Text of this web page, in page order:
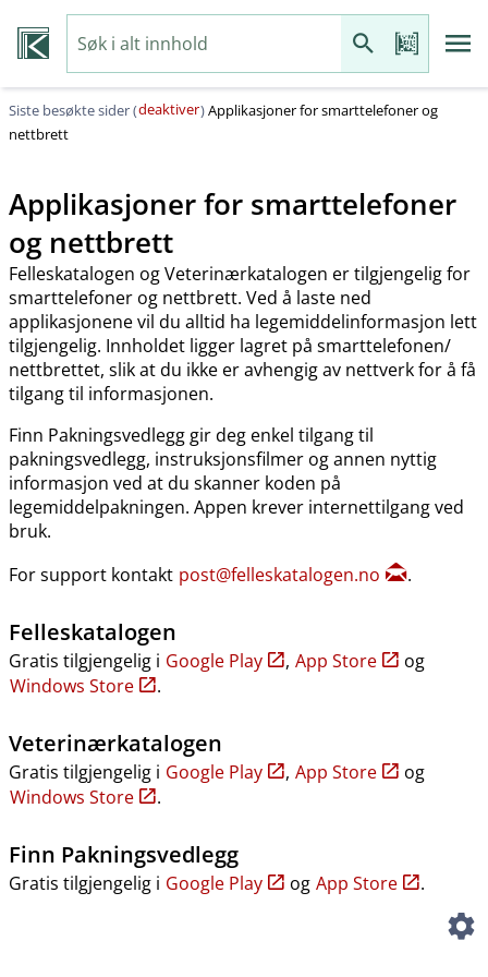
Siste besøkte sider (deaktiver)Applikasjoner for smarttelefoner og
nettbrett
Applikasjoner for smarttelefoner
og nettbrett
Felleskatalogen og Veterinærkatalogen er tilgjengelig for
smarttelefoner og nettbrett. Ved å laste ned
applikasjonene vil du alltid ha legemiddelinformasjon lett
tilgjengelig. Innholdet ligger lagret på smarttelefonen​/​
nettbrettet, slik at du ikke er avhengig av nettverk for å få
tilgang til informasjonen.
Finn Pakningsvedlegg gir deg enkel tilgang til
pakningsvedlegg, instruksjonsfilmer og annen nyttig
informasjon ved at du skanner koden på
legemiddelpakningen. Appen krever internettilgang ved
bruk.
For support kontakt post@felleskatalogen.no .
Felleskatalogen
Gratis tilgjengelig i Google Play , App Store
og
Windows Store
.
Veterinærkatalogen
Gratis tilgjengelig i Google Play , App Store
og
Windows Store
.
Finn Pakningsvedlegg
Gratis tilgjengelig i Google Play og App Store .